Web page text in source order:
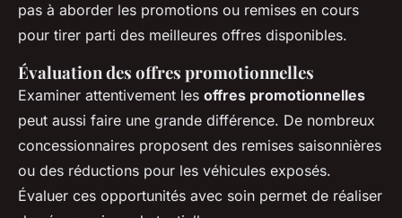
pas à aborder les promotions ou remises en cours
pour tirer parti des meilleures offres disponibles.
Évaluation des offres promotionnelles
Examiner attentivement les offres promotionnelles
peut aussi faire une grande différence. De nombreux
concessionnaires proposent des remises saisonnières
ou des réductions pour les véhicules exposés.
Évaluer ces opportunités avec soin permet de réaliser